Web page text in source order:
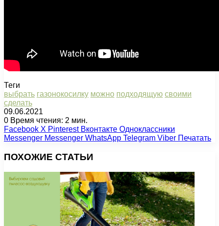
Теги
выбрать газонокосилку можно подходящую своими
сделать
09.06.2021
0 Время чтения: 2 мин.
Facebook X Pinterest Вконтакте Одноклассники
Messenger Messenger WhatsApp Telegram Viber Печатать
ПОХОЖИЕ СТАТЬИ